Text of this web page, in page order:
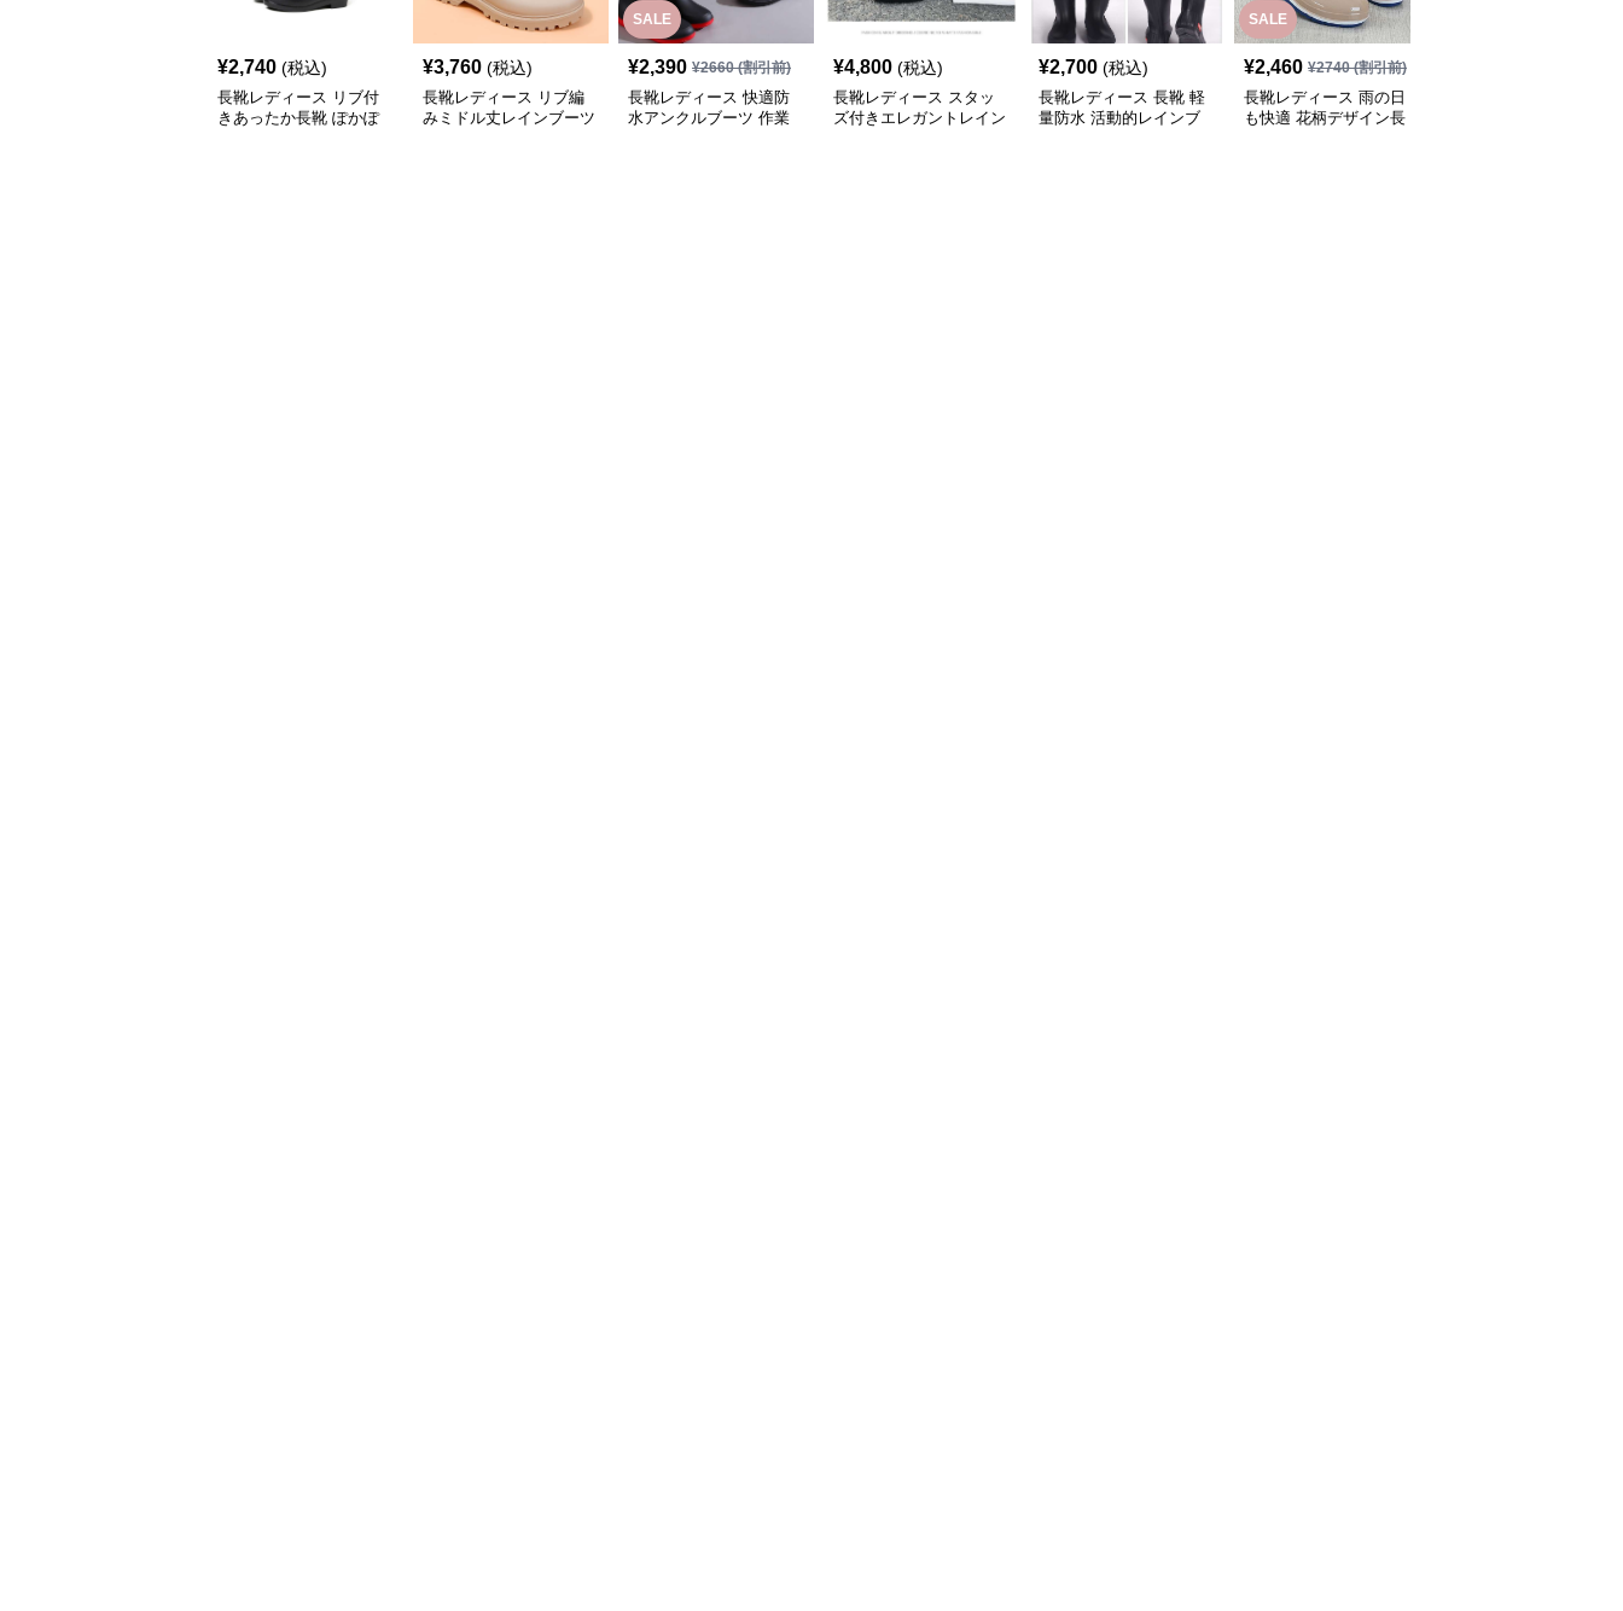
¥2,740 (税込)
長靴レディース リブ付
きあったか長靴 ぽかぽ
¥3,760 (税込)
長靴レディース リブ編
みミドル丈レインブーツ
SALE
¥2,390 ¥2660(割引前)
長靴レディース 快適防
水アンクルブーツ 作業
¥4,800 (税込)
長靴レディース スタッ
ズ付きエレガントレイン
¥2,700 (税込)
長靴レディース 長靴 軽
量防水 活動的レインブ
SALE
¥2,460 ¥2740(割引前)
長靴レディース 雨の日
も快適 花柄デザイン長